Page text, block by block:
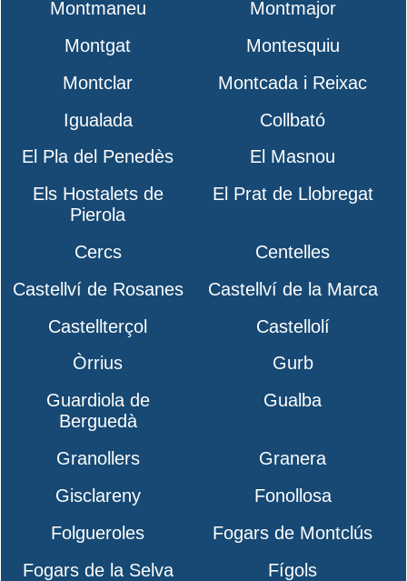
Montmaneu
Montmajor
Montgat
Montesquiu
Montclar
Montcada i Reixac
Igualada
Collbató
El Pla del Penedès
El Masnou
Els Hostalets de
Pierola
El Prat de Llobregat
Cercs
Centelles
Castellví de Rosanes
Castellví de la Marca
Castellterçol
Castellolí
Òrrius
Gurb
Guardiola de
Berguedà
Gualba
Granollers
Granera
Gisclareny
Fonollosa
Folgueroles
Fogars de Montclús
Fogars de la Selva
Fígols